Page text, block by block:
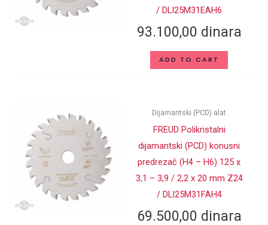
/ DLI25M31EAH6
93.100,00 dinara
ADD TO CART
Dijamantski (PCD) alat
FREUD Polikristalni
dijamantski (PCD) konusni
predrezač (H4 – H6) 125 x
3,1 – 3,9 / 2,2 x 20 mm Z24
/ DLI25M31FAH4
69.500,00 dinara